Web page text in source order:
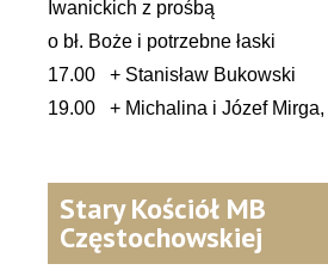
Iwanickich z prośbą
o bł. Boże i potrzebne łaski
17.00 + Stanisław Bukowski
19.00 + Michalina i Józef
Stary Kościół MB
Częstochowskiej